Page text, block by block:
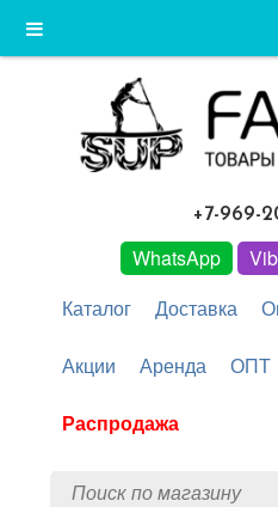
+7-969-
WhatsApp
Каталог
Доставка
Акции Аренда ОПТ
Распродажа